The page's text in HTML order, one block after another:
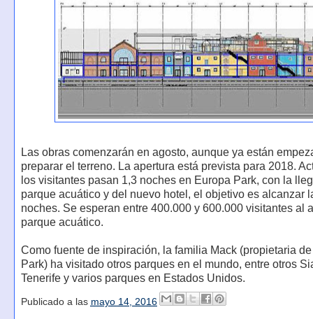
Las obras comenzarán en agosto, aunque ya están
preparar el terreno. La apertura está prevista para 2018.
los visitantes pasan 1,3 noches en Europa Park, con la
parque acuático y del nuevo hotel, el objetivo es alcanzar
noches. Se esperan entre 400.000 y 600.000 visitantes al
parque acuático.
Como fuente de inspiración, la familia Mack (propietaria
Park) ha visitado otros parques en el mundo, entre otros
Tenerife y varios parques en Estados Unidos.
Publicado a las mayo 14, 2016